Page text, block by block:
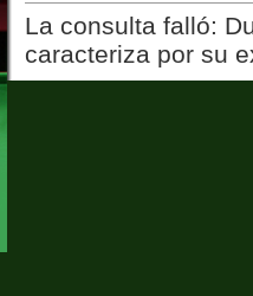
La consulta falló:
caracteriza por su